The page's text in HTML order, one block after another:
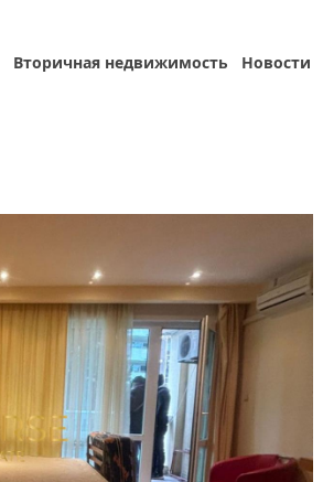
Вторичная недвижимость Новости